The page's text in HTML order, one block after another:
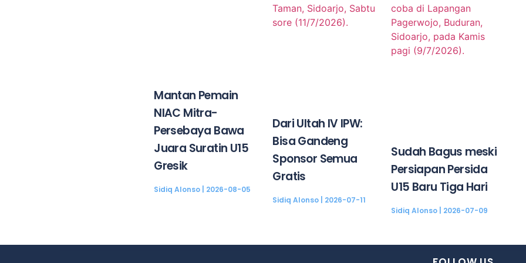
Mantan Pemain
NIAC Mitra-
Persebaya Bawa
Juara Suratin U15
Gresik
Sidiq Alonso 2026-08-05
Dari Ultah IV IPW:
Bisa Gandeng
Sponsor Semua
Gratis
Sidiq Alonso 2026-07-11
Sudah Bagus meski
Persiapan Persida
U15 Baru Tiga Hari
Sidiq Alonso 2026-07-09